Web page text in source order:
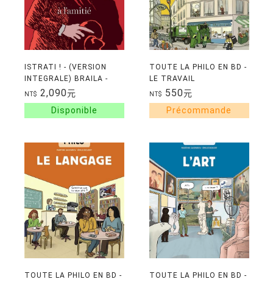
ISTRATI ! - (VERSION
INTEGRALE) BRAILA -
PARIS - LE CAIRE - NICE -
MOSCOU
NT$ 2,090元
TOUTE LA PHILO EN BD -
LE TRAVAIL
NT$ 550元
TOUTE LA PHILO EN BD -
TOUTE LA PHILO EN BD -